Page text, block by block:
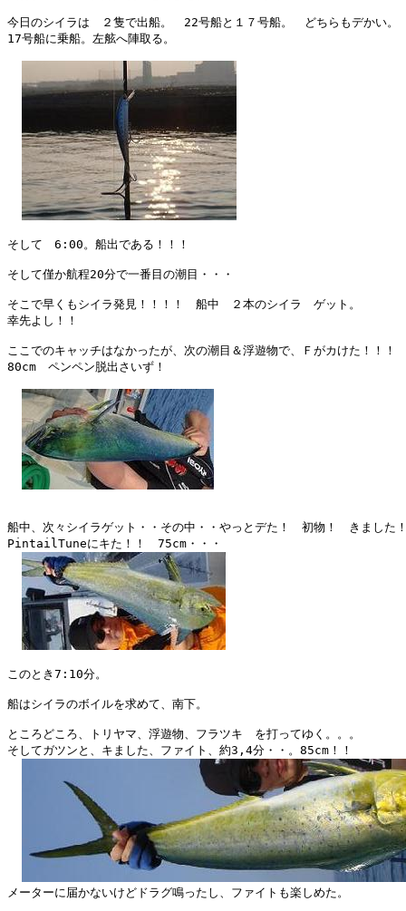
今日のシイラは　２隻で出船。　22号船と１７号船。　どちらもデかい。
17号船に乗船。左舷へ陣取る。
そして　6:00。船出である！！！
そして僅か航程20分で一番目の潮目・・・
そこで早くもシイラ発見！！！！　船中　２本のシイラ　ゲット。
幸先よし！！
ここでのキャッチはなかったが、次の潮目＆浮遊物で、Ｆがカけた！！！
80cm　ペンペン脱出さいず！
船中、次々シイラゲット・・その中・・やっとデた！　初物！　きました
PintailTuneにキた！！　75cm・・・
このとき7:10分。
船はシイラのボイルを求めて、南下。
ところどころ、トリヤマ、浮遊物、フラツキ　を打ってゆく。。。
そしてガツンと、キました、ファイト、約3,4分・・。85cm！！
メーターに届かないけどドラグ鳴ったし、ファイトも楽しめた。